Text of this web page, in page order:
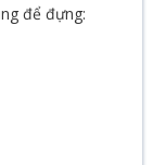
để đựng: